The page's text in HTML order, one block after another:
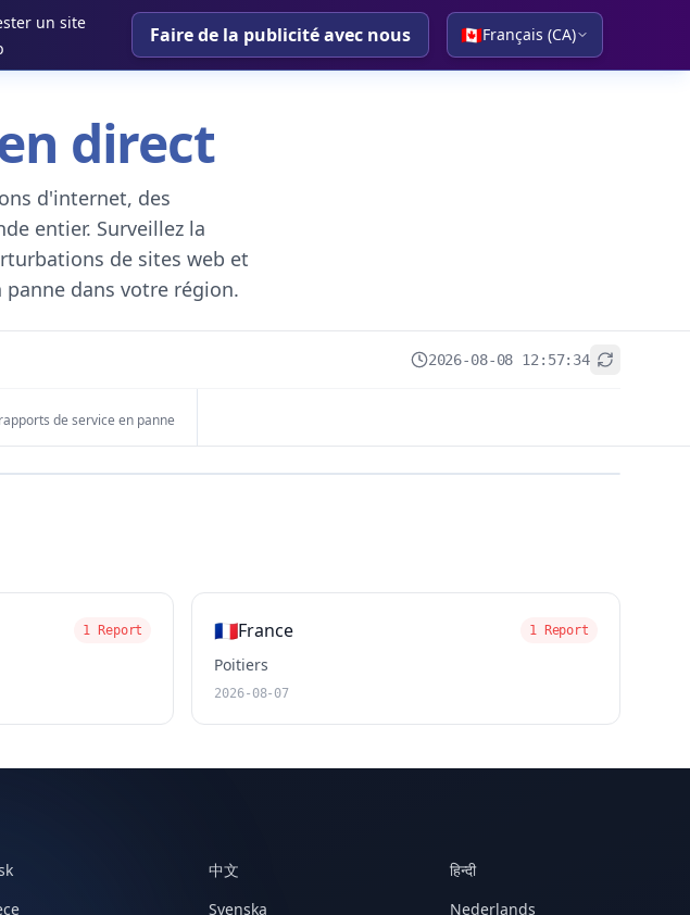
un site
Faire de la publicité avec nous 🇨🇦Français (CA)
direct
d'internet, des
entier. Surveillez la
de sites web et
panne dans votre région.
2026-08-08 12:57:34
de service en panne
1 Report 🇫🇷France 1 Report
Poitiers
2026-08-07
中文
हिन्दी
Svenska
Nederlands